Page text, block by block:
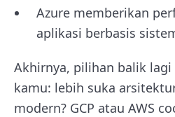
Azure memberikan
aplikasi berbasis
Akhirnya, pilihan balik
kamu: lebih suka
modern? GCP atau AWS